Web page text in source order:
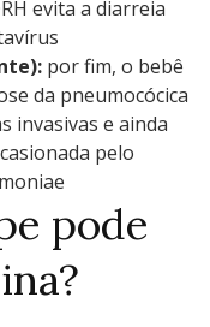
evita a diarreia
por fim, o bebê
da pneumocócica
invasivas e ainda
pelo
pode